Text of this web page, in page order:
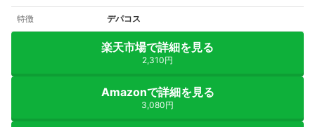
特徴 デパコス
楽天市場で詳細を見る
2,310円
Amazonで詳細を見る
3,080円